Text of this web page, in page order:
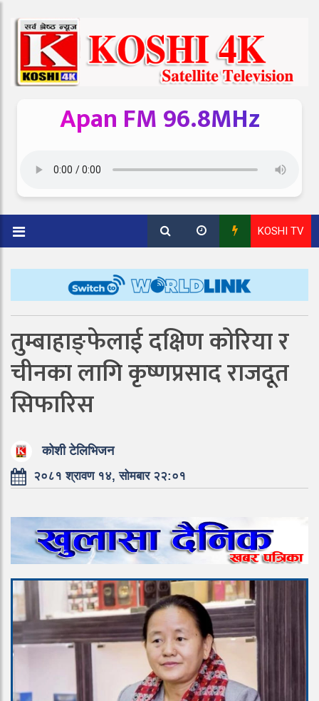
Apan FM 96.8MHz
KOSHI TV
तुम्बाहाङ्फेलाई दक्षिण कोरिया र
चीनका लागि कृष्णप्रसाद राजदूत
सिफारिस
कोशी टेलिभिजन
२०८१ श्रावण १४, सोमबार २२:०१